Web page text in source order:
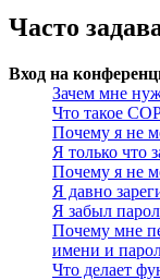
Часто
Вход на
Зачем мне
Что такое
Почему я не
Я только что
Почему я не
Я давно
Я забыл
Почему мне
имени и
Что делает